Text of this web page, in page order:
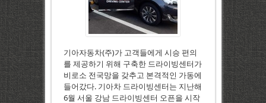
기아자동차(주)가 고객들에게 시승 편의
를 제공하기 위해 구축한 드라이빙센터가
비로소 전국망을 갖추고 본격적인 가동에
들어갔다. 기아차 드라이빙센터는 지난해
6월 서울 강남 드라이빙센터 오픈을 시작